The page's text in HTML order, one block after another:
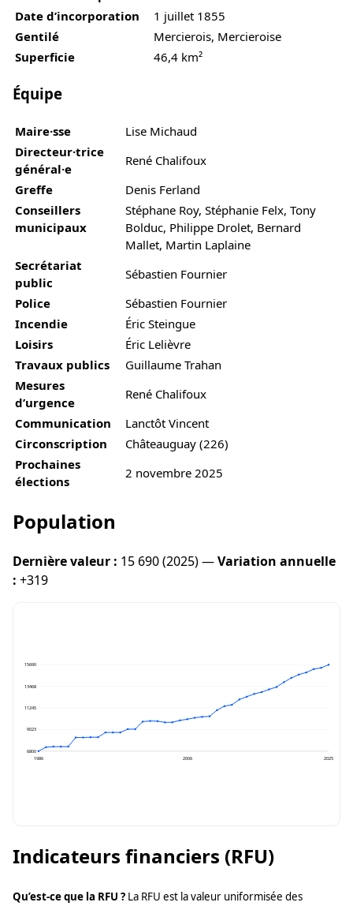
Date d’incorporation
1 juillet 1855
Gentilé
Mercierois, Mercieroise
Superficie
46,4 km²
Équipe
Maire·sse
Lise Michaud
Directeur·trice
général·e
René Chalifoux
Greffe
Denis Ferland
Conseillers
municipaux
Stéphane Roy, Stéphanie Felx, Tony
Bolduc, Philippe Drolet, Bernard
Mallet, Martin Laplaine
Secrétariat
public
Sébastien Fournier
Police
Sébastien Fournier
Incendie
Éric Steingue
Loisirs
Éric Lelièvre
Travaux publics
Guillaume Trahan
Mesures
d’urgence
René Chalifoux
Communication
Lanctôt Vincent
Circonscription
Châteauguay (226)
Prochaines
élections
2 novembre 2025
Population
Dernière valeur : 15 690 (2025) —Variation annuelle
: +319
15690
13468
11245
9023
6800
1986
2006 2025
Indicateurs financiers (RFU)
Qu’est-ce que la RFU ? La RFU est la valeur uniformisée des